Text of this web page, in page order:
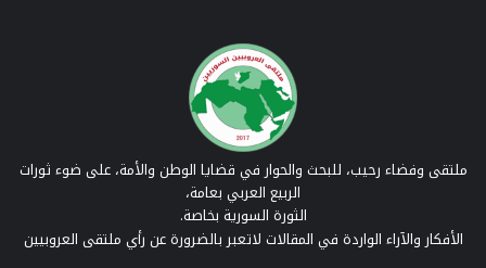
ملتقى وفضاء رحيب، للبحث والحوار في قضايا الوطن والأمة، على ضوء ثورات
الربيع العربي بعامة،
الثورة السورية بخاصة.
الأفكار والآراء الواردة في المقالات لاتعبر بالضرورة عن رأي ملتقى العروبيين